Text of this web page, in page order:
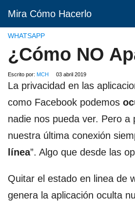
Mira Cómo Hacerlo
WHATSAPP
¿Cómo NO
Escrito por: MCH 03 abril 2019
La privacidad en las
como Facebook podemos
nadie nos pueda ver. Pero
nuestra última conexión
línea”. Algo que desde las
Quitar el estado en linea de
genera la aplicación oculta